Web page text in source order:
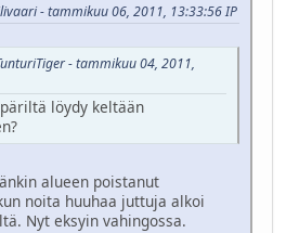
- tammikuu 06, 2011, 13:33:56 IP
- tammikuu 04, 2011,
löydy keltään
alueen poistanut
noita huuhaa juttuja alkoi
Nyt eksyin vahingossa.